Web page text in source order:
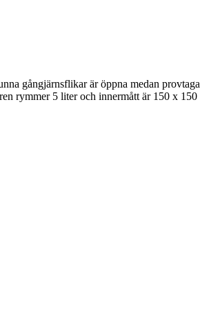
gångjärnsflikar är öppna medan
rymmer 5 liter och innermått är 150 x 150